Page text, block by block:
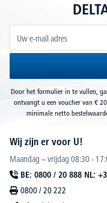
Door het formulier in te vullen,
ontvangt u een voucher van €
minimale netto
Wij zijn er voor U!
Maandag – vrijdag 08:30 -
BE: 0800 / 20 888 NL:
0800 / 20 222